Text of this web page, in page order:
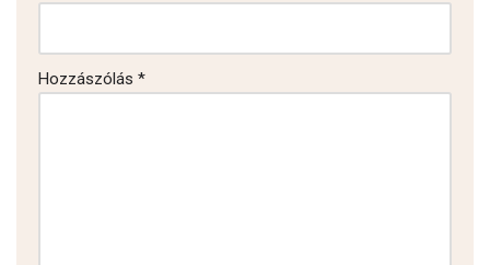
Hozzászólás *